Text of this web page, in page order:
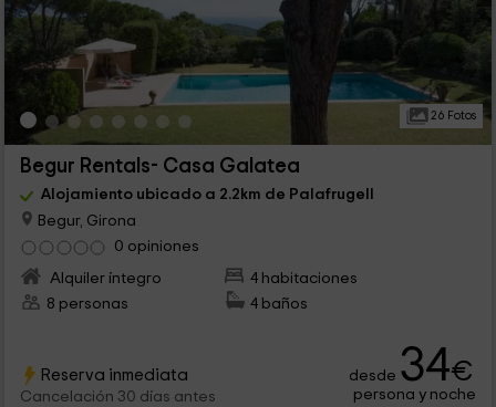
26 Fotos
Begur Rentals- Casa Galatea
Alojamiento ubicado a 2.2km de Palafrugell
Begur, Girona
0 opiniones
Alquiler íntegro
4 habitaciones
8 personas
4 baños
Reserva inmediata
Cancelación 30 días antes
desde 34€
persona y noche